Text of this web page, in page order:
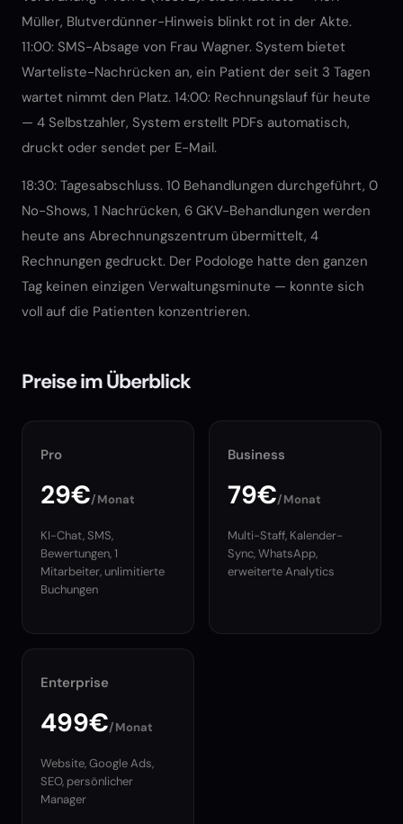
Müller, Blutverdünner-Hinweis blinkt rot in der Akte.
11:00: SMS-Absage von Frau Wagner. System bietet
Warteliste-Nachrücken an, ein Patient der seit 3 Tagen
wartet nimmt den Platz. 14:00: Rechnungslauf für heute
— 4 Selbstzahler, System erstellt PDFs automatisch,
druckt oder sendet per E-Mail.
18:30: Tagesabschluss. 10 Behandlungen durchgeführt, 0
No-Shows, 1 Nachrücken, 6 GKV-Behandlungen werden
heute ans Abrechnungszentrum übermittelt, 4
Rechnungen gedruckt. Der Podologe hatte den ganzen
Tag keinen einzigen Verwaltungsminute — konnte sich
voll auf die Patienten konzentrieren.
Preise im Überblick
Pro
29€/Monat
KI-Chat, SMS,
Bewertungen, 1
Mitarbeiter, unlimitierte
Buchungen
Business
79€/Monat
Multi-Staff, Kalender-
Sync, WhatsApp,
erweiterte Analytics
Enterprise
499€/Monat
Website, Google Ads,
SEO, persönlicher
Manager